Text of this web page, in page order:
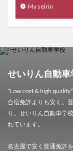
My seirin
せいりん自動車
“Low cost & high quality”
合宿免許よりも安く。
り。せいりん自動車学
れています。
名古屋で安く普通免許